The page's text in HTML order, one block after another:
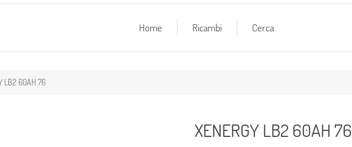
Home Ricambi Cerca
LB2 60AH 76
XENERGY LB2 60AH 76